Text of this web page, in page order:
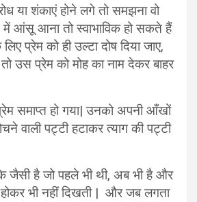
या शंकाएं होने लगे तो समझना वो
में आंसू आना तो स्वाभाविक हो सकते हैं
प्रेम को ही उल्टा दोष दिया जाए,
तो उस प्रेम को मोह का नाम देकर बाहर
समाप्त हो गया| उनको अपनी आँखों
वाली पट्टी हटाकर त्याग की पट्टी
जैसी है जो पहले भी थी, अब भी है और
भी नहीं दिखती | और जब लगता